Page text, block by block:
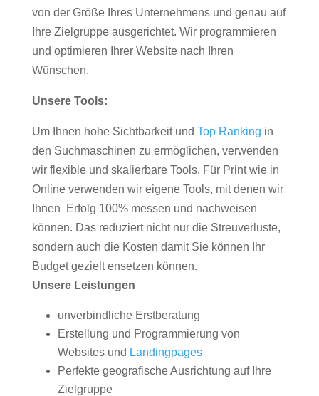
von der Größe Ihres Unternehmens und genau auf
Ihre Zielgruppe ausgerichtet. Wir programmieren
und optimieren Ihrer Website nach Ihren
Wünschen.
Unsere Tools:
Um Ihnen hohe Sichtbarkeit und Top Ranking in
den Suchmaschinen zu ermöglichen, verwenden
wir flexible und skalierbare Tools. Für Print wie in
Online verwenden wir eigene Tools, mit denen wir
Ihnen Erfolg 100% messen und nachweisen
können. Das reduziert nicht nur die Streuverluste,
sondern auch die Kosten damit Sie können Ihr
Budget gezielt ensetzen können.
Unsere Leistungen
unverbindliche Erstberatung
Erstellung und Programmierung von
Websites und Landingpages
Perfekte geografische Ausrichtung auf Ihre
Zielgruppe